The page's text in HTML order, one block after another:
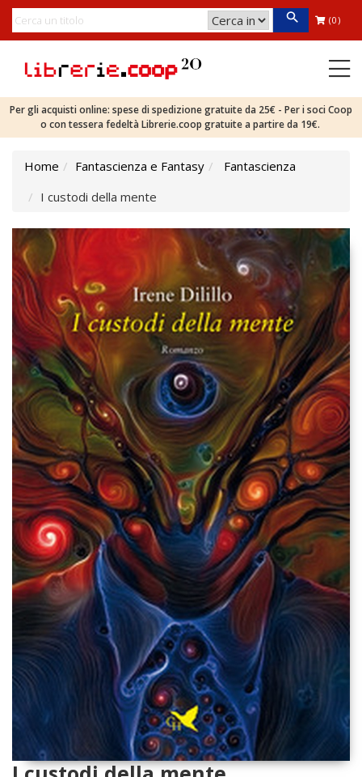
(0)
Per gli acquisti online: spese di spedizione gratuite da 25€ - Per i soci Coop
o con tessera fedeltà Librerie.coop gratuite a partire da 19€.
Home Fantascienza e Fantasy
Fantascienza
I custodi della mente